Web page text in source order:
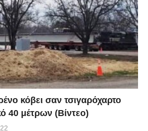
κόβει σαν τσιγαρόχαρτο
40 μέτρων (Βίντεο)